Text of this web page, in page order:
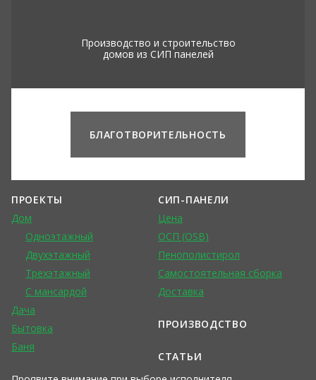
Производство и строительство
домов из СИП панелей
БЛАГОТВОРИТЕЛЬНОСТЬ
ПРОЕКТЫ
Дом
Одноэтажный
Двухэтажный
Трехэтажный
С мансардой
Дача
Бытовка
Баня
СИП-ПАНЕЛИ
Цена
ОСП (OSB)
Пенополистирол
Самостоятельная сборка
Доставка
ПРОИЗВОДСТВО
СТАТЬИ